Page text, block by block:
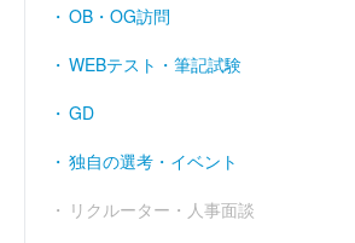
OB・OG訪問
WEBテスト・筆記試験
GD
独自の選考・イベント
リクルーター・人事面談